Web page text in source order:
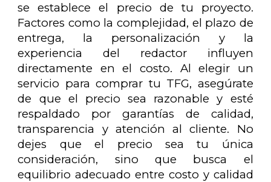
se establece el precio de tu proyecto.
Factores como la complejidad, el plazo de
entrega, la personalización y la
experiencia del redactor influyen
directamente en el costo. Al elegir un
servicio para comprar tu TFG, asegúrate
de que el precio sea razonable y esté
respaldado por garantías de calidad,
transparencia y atención al cliente. No
dejes que el precio sea tu única
consideración, sino que busca el
equilibrio adecuado entre costo y calidad